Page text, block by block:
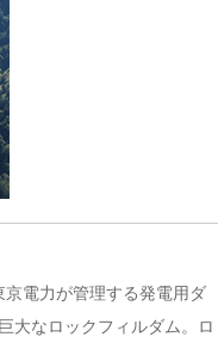
電力が管理する発電用ダ
大なロックフィルダム。ロ